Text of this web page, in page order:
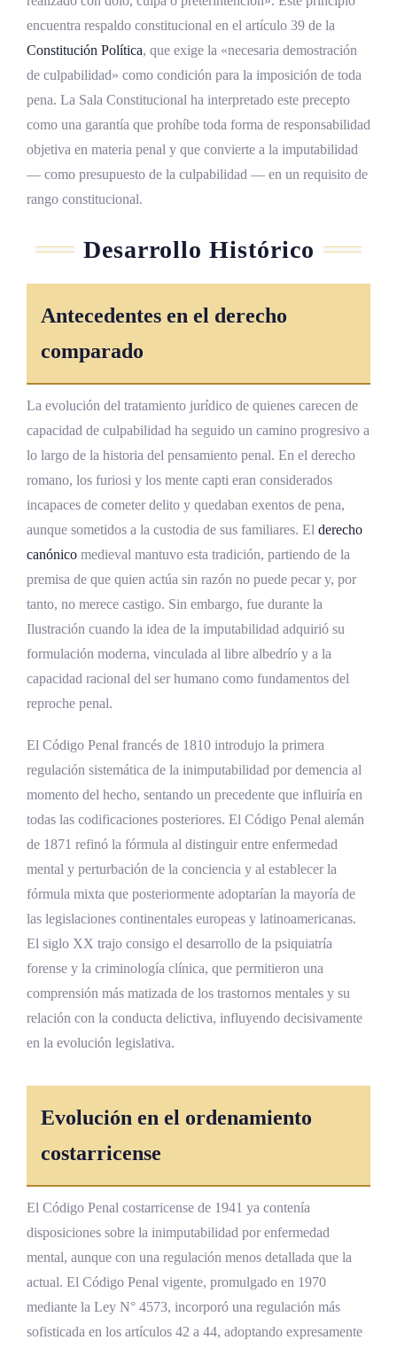
Formación interdisciplinaria de operadores
jurídicos
Hacia un modelo respetuoso de la
autonomía
Factor Disruptivo: Cómo la Tecnología Está
Transformando la Evaluación de la
Imputabilidad
probatorias
forense
Telepsiquiatría forense y monitoreo
Preguntas Frecuentes
consecuencias?
¿Quién decide si una persona es
inimputable: el juez o el perito?
¿Puede una persona ebria alegar
inimputabilidad?
¿La imputabilidad disminuida es lo mismo
que la inimputabilidad?
¿Qué sucede si un condenado enloquece
durante el cumplimiento de la pena?
indefinidamente?
¿Puede un psicópata ser declarado
inimputable en Costa Rica?
¿Qué papel desempeña el Instituto de
Criminología?
Conclusiones
Referencias Bibliográficas
encuentra respaldo constitucional en el artículo 39 de la
Constitución Política, que exige la «necesaria demostración
de culpabilidad» como condición para la imposición de toda
pena. La Sala Constitucional ha interpretado este precepto
como una garantía que prohíbe toda forma de responsabilidad
objetiva en materia penal y que convierte a la imputabilidad
— como presupuesto de la culpabilidad — en un requisito de
rango constitucional.
Desarrollo Histórico
Antecedentes en el derecho
comparado
La evolución del tratamiento jurídico de quienes carecen de
capacidad de culpabilidad ha seguido un camino progresivo a
lo largo de la historia del pensamiento penal. En el derecho
romano, los furiosi y los mente capti eran considerados
incapaces de cometer delito y quedaban exentos de pena,
aunque sometidos a la custodia de sus familiares. El derecho
canónico medieval mantuvo esta tradición, partiendo de la
premisa de que quien actúa sin razón no puede pecar y, por
tanto, no merece castigo. Sin embargo, fue durante la
Ilustración cuando la idea de la imputabilidad adquirió su
formulación moderna, vinculada al libre albedrío y a la
capacidad racional del ser humano como fundamentos del
reproche penal.
El Código Penal francés de 1810 introdujo la primera
regulación sistemática de la inimputabilidad por demencia al
momento del hecho, sentando un precedente que influiría en
todas las codificaciones posteriores. El Código Penal alemán
de 1871 refinó la fórmula al distinguir entre enfermedad
mental y perturbación de la conciencia y al establecer la
fórmula mixta que posteriormente adoptarían la mayoría de
las legislaciones continentales europeas y latinoamericanas.
El siglo XX trajo consigo el desarrollo de la psiquiatría
forense y la criminología clínica, que permitieron una
comprensión más matizada de los trastornos mentales y su
relación con la conducta delictiva, influyendo decisivamente
en la evolución legislativa.
Evolución en el ordenamiento
costarricense
El Código Penal costarricense de 1941 ya contenía
disposiciones sobre la inimputabilidad por enfermedad
mental, aunque con una regulación menos detallada que la
actual. El Código Penal vigente, promulgado en 1970
mediante la Ley N° 4573, incorporó una regulación más
sofisticada en los artículos 42 a 44, adoptando expresamente